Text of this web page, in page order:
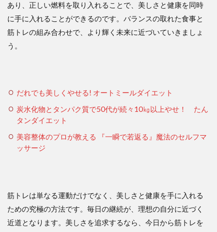
あり、正しい燃料を取り入れることで、美しさと健康を同時
に手に入れることができるのです。バランスの取れた食事と
筋トレの組み合わせで、より輝く未来に近づいていきましょ
う。
だれでも美しくやせる! オートミールダイエット
炭水化物とタンパク質で50代が続々10㎏以上やせ！ たん
タンダイエット
美容整体のプロが教える 『一瞬で若返る』魔法のセルフマ
ッサージ
筋トレは単なる運動だけでなく、美しさと健康を手に入れる
ための究極の方法です。毎日の継続が、理想の自分に近づく
近道となります。美しさを追求するなら、今日から筋トレを